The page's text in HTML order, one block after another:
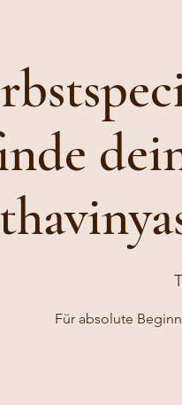
Für absolute